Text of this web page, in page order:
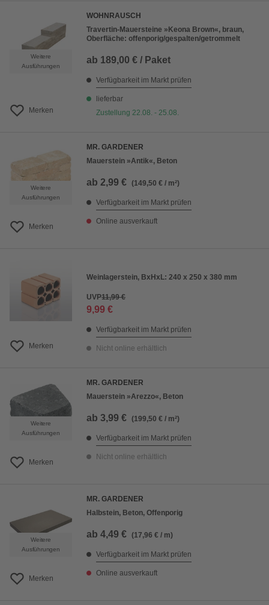
Weitere
Ausführungen
Merken
WOHNRAUSCH
Travertin-Mauersteine »Keona Brown«, braun,
Oberfläche: offenporig/gespalten/getrommelt
ab 189,00 € / Paket
Verfügbarkeit im Markt prüfen
lieferbar
Zustellung 22.08. - 25.08.
Weitere
Ausführungen
Merken
MR. GARDENER
Mauerstein »Antik«, Beton
ab 2,99 € (149,50 € / m²)
Verfügbarkeit im Markt prüfen
Online ausverkauft
Merken
Weinlagerstein, BxHxL: 240 x 250 x 380 mm
UVP11,99 €
9,99 €
Verfügbarkeit im Markt prüfen
Nicht online erhältlich
Weitere
Ausführungen
Merken
MR. GARDENER
Mauerstein »Arezzo«, Beton
ab 3,99 € (199,50 € / m²)
Verfügbarkeit im Markt prüfen
Nicht online erhältlich
Weitere
Ausführungen
Merken
MR. GARDENER
Halbstein, Beton, Offenporig
ab 4,49 € (17,96 € / m)
Verfügbarkeit im Markt prüfen
Online ausverkauft